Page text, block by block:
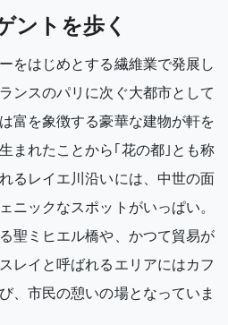
ントを歩く
をはじめとする繊維業で発展し
ンスのパリに次ぐ大都市として
富を象徴する豪華な建物が軒を
まれたことから｢花の都｣とも称
るレイエ川沿いには、中世の面
ニックなスポットがいっぱい。
聖ミヒエル橋や、かつて貿易が
レイと呼ばれるエリアにはカフ
、市民の憩いの場となっていま